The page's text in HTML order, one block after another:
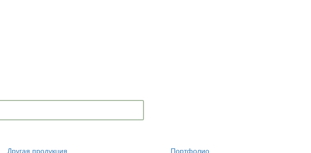
Другая продукция
Портфолио